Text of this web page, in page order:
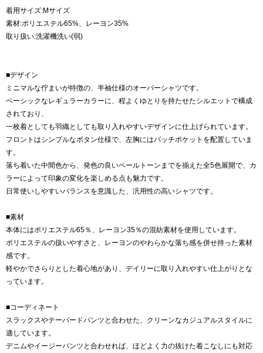
着用サイズ:Mサイズ
素材:ポリエステル65%、レーヨン35%
取り扱い:洗濯機洗い(弱)
■デザイン
ミニマルな佇まいが特徴の、半袖仕様のオーバーシャツです。
ベーシックなレギュラーカラーに、程よくゆとりを持たせたシルエットで構成
されており、
一枚着としても羽織としても取り入れやすいデザインに仕上げられています。
フロントはシンプルなボタン仕様で、左胸にはパッチポケットを配置していま
す。
落ち着いた中間色から、発色の良いペールトーンまでを揃えた全5色展開で、カ
ラーによって印象の変化を楽しめる点も魅力です。
日常使いしやすいバランスを意識した、汎用性の高いシャツです。
■素材
本体にはポリエステル65％、レーヨン35％の混紡素材を使用しています。
ポリエステルの扱いやすさと、レーヨンのやわらかな落ち感を併せ持った素材
感です。
軽やかでさらりとした着心地があり、デイリーに取り入れやすい仕上がりとな
っています。
■コーディネート
スラックスやテーパードパンツと合わせた、クリーンなカジュアルスタイルに
適しています。
デニムやイージーパンツと合わせれば、ほどよく力の抜けた着こなしにも対応